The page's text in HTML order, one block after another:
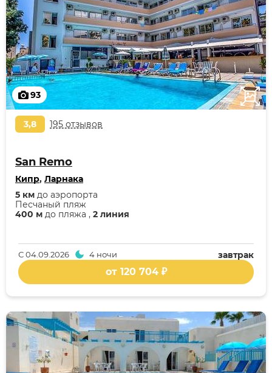
93
3,8 195 отзывов
San Remo
Кипр, Ларнака
400 м до пляжа , 2 линия
Песчаный пляж
5 км до аэропорта
завтрак
С04.09.2026 4 ночи
от 120 704 ₽